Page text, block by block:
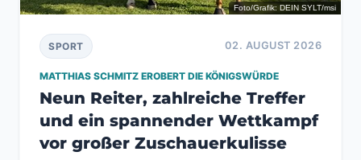
Foto/Grafik: DEIN SYLT/msi
02. AUGUST 2026
SPORT
MATTHIAS SCHMITZ EROBERT DIE KÖNIGSWÜRDE
Neun Reiter, zahlreiche Treffer
und ein spannender Wettkampf
vor großer Zuschauerkulisse